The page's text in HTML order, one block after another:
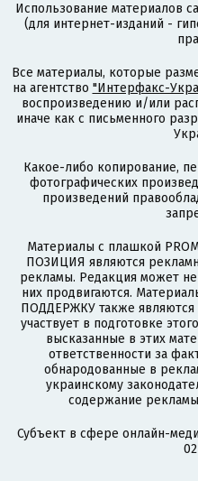
Использование материалов
(для интернет-изданий -
Все материалы, которые
на агентство "Интерфакс-
воспроизведению и/или
иначе как с письменного
Какое-либо копирование,
фотографических
произведений
Материалы с плашкой
ПОЗИЦИЯ являются
рекламы. Редакция может
них продвигаются.
ПОДДЕРЖКУ также являются
участвует в подготовке
высказанные в этих
ответственности за
обнародованные в
украинскому
содержание
Субъект в сфере онлайн-